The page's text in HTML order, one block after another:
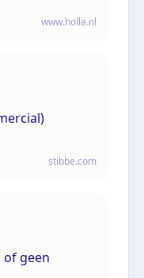
www.holla.nl
stibbe.com
of geen